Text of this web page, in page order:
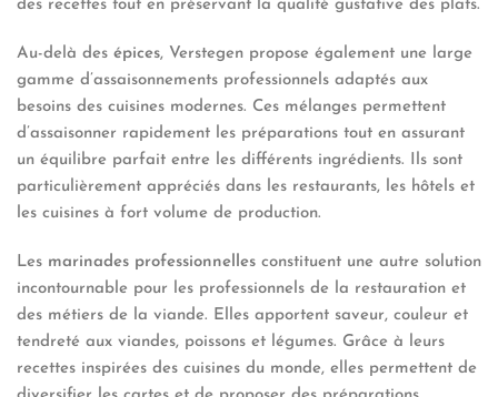
des recettes tout en préservant la qualité gustative des plats.
Au-delà des épices, Verstegen propose également une large
gamme d’assaisonnements professionnels adaptés aux
besoins des cuisines modernes. Ces mélanges permettent
d’assaisonner rapidement les préparations tout en assurant
un équilibre parfait entre les différents ingrédients. Ils sont
particulièrement appréciés dans les restaurants, les hôtels et
les cuisines à fort volume de production.
Les marinades professionnelles constituent une autre solution
incontournable pour les professionnels de la restauration et
des métiers de la viande. Elles apportent saveur, couleur et
tendreté aux viandes, poissons et légumes. Grâce à leurs
recettes inspirées des cuisines du monde, elles permettent de